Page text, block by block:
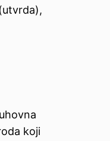
(utvrda),
koji